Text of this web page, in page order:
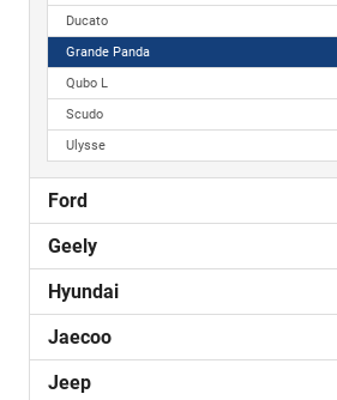
Ducato
Grande Panda
Qubo L
Scudo
Ulysse
Ford
Geely
Hyundai
Jaecoo
Jeep